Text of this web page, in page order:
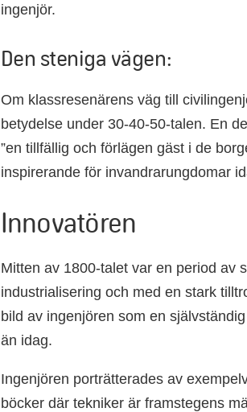
ingenjör.
Den steniga vägen:
Om klassresenärens väg till
betydelse under 30-40-50-talen. En
”en tillfällig och förlägen gäst i de
inspirerande för invandrarungdomar
Innovatören
Mitten av 1800-talet var en period av
industrialisering och med en stark
bild av ingenjören som en
än idag.
Ingenjören porträtterades av
böcker där tekniker är framstegens